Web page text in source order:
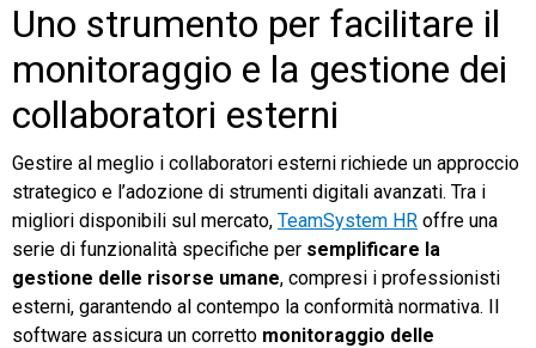
Uno strumento per facilitare il
monitoraggio e la gestione dei
collaboratori esterni
Gestire al meglio i collaboratori esterni richiede un approccio
strategico e l’adozione di strumenti digitali avanzati. Tra i
migliori disponibili sul mercato, TeamSystem HR offre una
serie di funzionalità specifiche per semplificare la
gestione delle risorse umane, compresi i professionisti
esterni, garantendo al contempo la conformità normativa. Il
software assicura un corretto monitoraggio delle